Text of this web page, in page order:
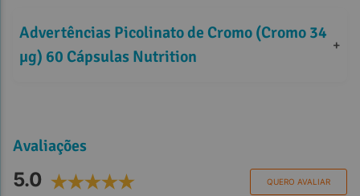
Advertências Picolinato de Cromo (Cromo 34
µg) 60 Cápsulas Nutrition
+
Avaliações
5.0 QUERO AVALIAR